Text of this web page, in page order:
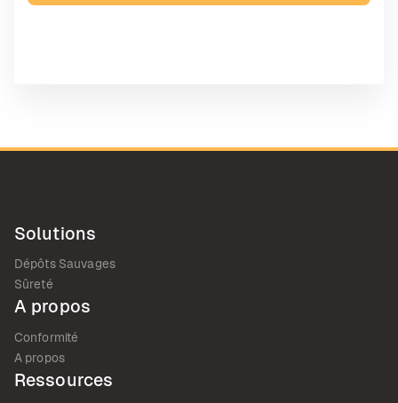
Solutions
Dépôts Sauvages
Sûreté
A propos
Conformité
A propos
Ressources